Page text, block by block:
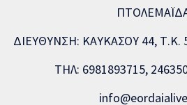
ΔΙΕΥΘΥΝΣΗ: ΚΑΥΚΑΣΟΥ 44, Τ.Κ.
ΤΗΛ: 6981893715,